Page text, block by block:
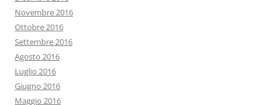
Novembre 2016
Ottobre 2016
Settembre 2016
Agosto 2016
Luglio 2016
Giugno 2016
Maggio 2016